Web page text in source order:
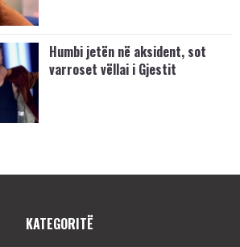
Humbi jetën në aksident, sot
varroset vëllai i Gjestit
KATEGORITË